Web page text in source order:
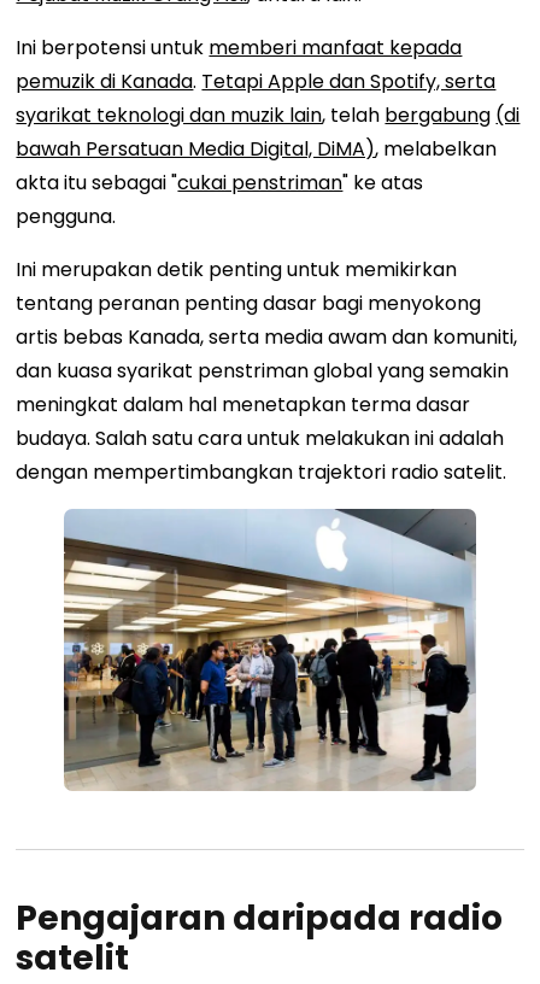
Ini berpotensi untuk memberi manfaat kepada
pemuzik di Kanada. Tetapi Apple dan Spotify, serta
syarikat teknologi dan muzik lain, telah bergabung (di
bawah Persatuan Media Digital, DiMA), melabelkan
akta itu sebagai "cukai penstriman" ke atas
pengguna.
Ini merupakan detik penting untuk memikirkan
tentang peranan penting dasar bagi menyokong
artis bebas Kanada, serta media awam dan komuniti,
dan kuasa syarikat penstriman global yang semakin
meningkat dalam hal menetapkan terma dasar
budaya. Salah satu cara untuk melakukan ini adalah
dengan mempertimbangkan trajektori radio satelit.
Pengajaran daripada radio
satelit